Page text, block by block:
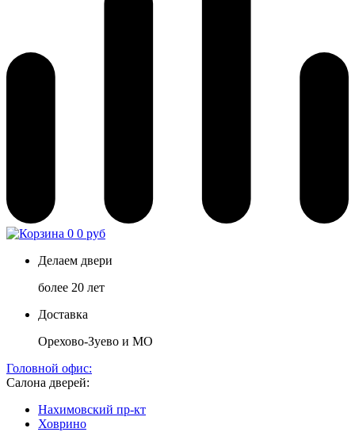
0 0 руб
Делаем двери
более 20 лет
Доставка
Орехово-Зуево и МО
Головной офис:
Салона дверей:
Нахимовский пр-кт
Ховрино